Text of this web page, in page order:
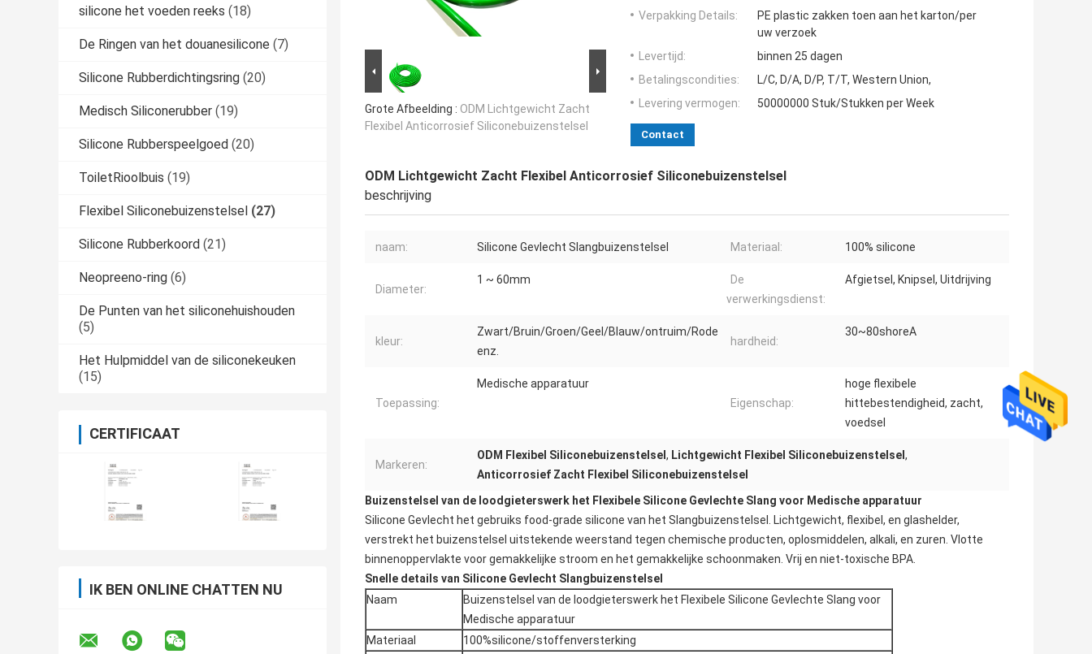
silicone het voeden reeks (18)
De Ringen van het douanesilicone (7)
Silicone Rubberdichtingsring (20)
Medisch Siliconerubber (19)
Silicone Rubberspeelgoed (20)
ToiletRioolbuis (19)
Flexibel Siliconebuizenstelsel (27)
Silicone Rubberkoord (21)
Neopreeno-ring (6)
De Punten van het siliconehuishouden
(5)
Het Hulpmiddel van de siliconekeuken
(15)
CERTIFICAAT
IK BEN ONLINE CHATTEN NU
Grote Afbeelding : ODM Lichtgewicht Zacht
Flexibel Anticorrosief Siliconebuizenstelsel
Verpakking Details:
PE plastic zakken toen aan het karton/per
uw verzoek
Levertijd:
binnen 25 dagen
Betalingscondities:
L/C, D/A, D/P, T/T, Western Union,
Levering vermogen:
50000000 Stuk/Stukken per Week
Contact
ODM Lichtgewicht Zacht Flexibel Anticorrosief Siliconebuizenstelsel
beschrijving
naam: Silicone Gevlecht Slangbuizenstelsel Materiaal: 100% silicone
Diameter:
1 ~ 60mm
De
verwerkingsdienst:
Afgietsel, Knipsel, Uitdrijving
kleur:
Zwart/Bruin/Groen/Geel/Blauw/ontruim/Rode
enz.
hardheid:
30~80shoreA
Toepassing:
Medische apparatuur
Eigenschap:
hoge flexibele
hittebestendigheid, zacht,
voedsel
Markeren:
ODM Flexibel Siliconebuizenstelsel , Lichtgewicht Flexibel Siliconebuizenstelsel ,
Anticorrosief Zacht Flexibel Siliconebuizenstelsel
Buizenstelsel van de loodgieterswerk het Flexibele Silicone Gevlechte Slang voor Medische apparatuur
Silicone Gevlecht het gebruiks food-grade silicone van het Slangbuizenstelsel. Lichtgewicht, flexibel, en glashelder,
verstrekt het buizenstelsel uitstekende weerstand tegen chemische producten, oplosmiddelen, alkali, en zuren. Vlotte
binnenoppervlakte voor gemakkelijke stroom en het gemakkelijke schoonmaken. Vrij en niet-toxische BPA.
Snelle details van Silicone Gevlecht Slangbuizenstelsel
Naam
Buizenstelsel van de loodgieterswerk het Flexibele Silicone Gevlechte Slang voor
Medische apparatuur
Materiaal
100%silicone/stoffenversterking